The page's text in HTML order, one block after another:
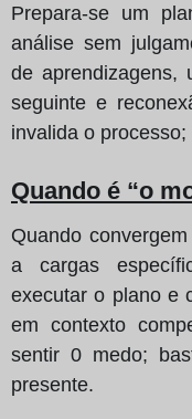
Prepara-se um
análise sem
de aprendizagens,
seguinte e
invalida o
Quando é “o
Quando
a cargas
executar o plano e
em contexto
sentir 0 medo;
presente.